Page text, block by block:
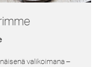
valikoimana –